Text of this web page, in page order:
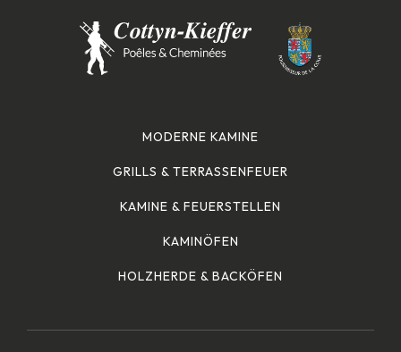
MODERNE KAMINE
GRILLS & TERRASSENFEUER
KAMINE & FEUERSTELLEN
KAMINÖFEN
HOLZHERDE & BACKÖFEN